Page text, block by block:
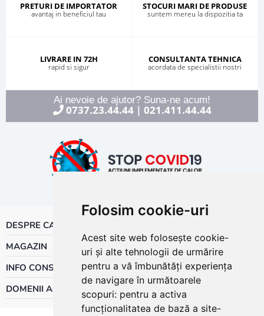
Folosim cookie-uri
Acest site web folosește cookie-
uri și alte tehnologii de urmărire
pentru a vă îmbunătăți experiența
de navigare în următoarele
scopuri: pentru a activa
funcționalitatea de bază a site-
PRETURI DE IMPORTATOR
avantaj in beneficiul tau
STOCURI MARI DE PRODUSE
suntem mereu la dispozitia ta
LIVRARE IN 72H
rapid si sigur
CONSULTANTA TEHNICA
acordata de specialistii nostri
Ai nevoie de ajutor? Suna-ne acum!
0737.23.44.44| 021.411.44.44
DESPRE CALOR
MAGAZIN
INFO CONSUMATOR
DOMENII ACTIVITATE